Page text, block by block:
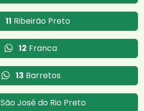
11 Ribeirão Preto
12 Franca
13 Barretos
São José do Rio Preto